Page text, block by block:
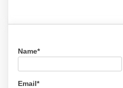
Name*
Email*